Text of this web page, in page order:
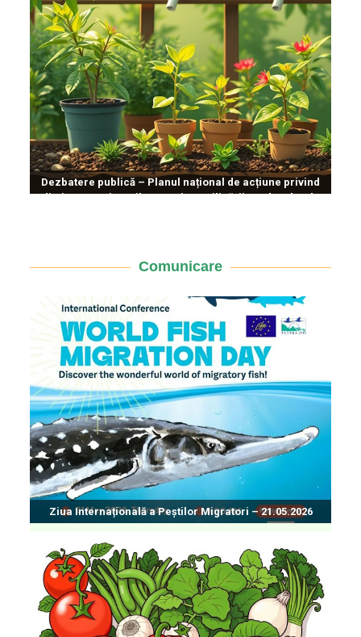
Dezbatere publică – Planul național de acțiune privind
diminuarea riscurilor asociate utilizării produselor de
Comunicare
Ziua Internațională a Peștilor Migratori – 21.05.2026